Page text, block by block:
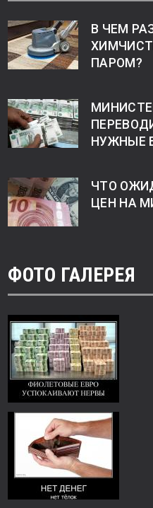
В ЧЕМ
ПАРОМ?
НУЖНЫЕ
ЧТО
ЦЕН НА
ФОТО ГАЛЕРЕЯ